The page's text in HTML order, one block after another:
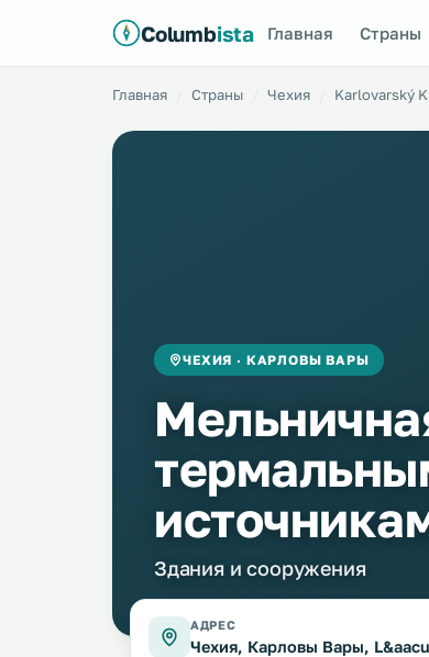
Columbista Главная Страны
Главная Страны Чехия Karlovarský
ЧЕХИЯ · КАРЛОВЫ ВАРЫ
Здания и сооружения
АДРЕС
Чехия, Карловы Вары,